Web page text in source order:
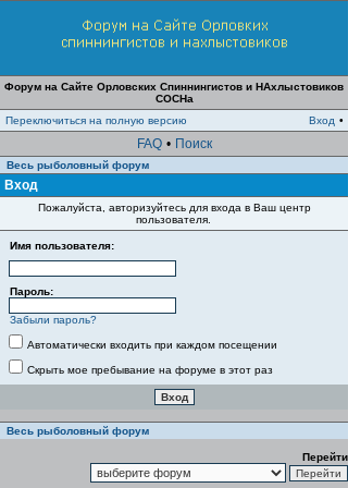
Форум на Сайте Орловских Спиннингистов и НАхлыстовиков
СОСНа
Переключиться на полную версию
Вход •
FAQ • Поиск
Весь рыболовный форум
Вход
Пожалуйста, авторизуйтесь для входа в Ваш центр
пользователя.
Имя пользователя:
Пароль:
Забыли пароль?
Автоматически входить при каждом посещении
Скрыть мое пребывание на форуме в этот раз
Весь рыболовный форум
Перейти